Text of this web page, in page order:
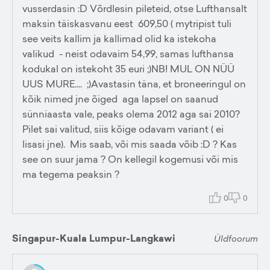
vusserdasin :D Võrdlesin pileteid, otse Lufthansalt
maksin täiskasvanu eest 609,50 ( mytripist tuli
see veits kallim ja kallimad olid ka istekoha
valikud - neist odavaim 54,99, samas lufthansa
kodukal on istekoht 35 euri ;)NB! MUL ON NÜÜ
UUS MURE.... ;)Avastasin täna, et broneeringul on
kõik nimed jne õiged aga lapsel on saanud
sünniaasta vale, peaks olema 2012 aga sai 2010?
Pilet sai valitud, siis kõige odavam variant ( ei
lisasi jne). Mis saab, või mis saada võib :D ? Kas
see on suur jama ? On kellegil kogemusi või mis
ma tegema peaksin ?
0 0
Singapur-Kuala Lumpur-Langkawi Üldfoorum